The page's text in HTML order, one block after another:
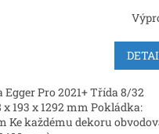
Pro 2021+ Třída 8/32
193 x 1292 mm Pokládka:
Ke každému dekoru